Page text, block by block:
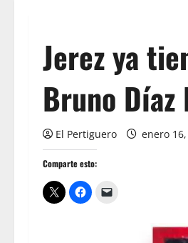
Jerez ya
Bruno
El Pertiguero enero
Comparte esto: